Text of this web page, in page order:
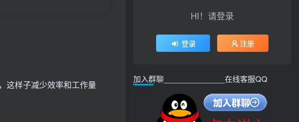
这样子减少效率和工作量
HI！请登录
登录 注册
加入群聊_______________在线客服QQ